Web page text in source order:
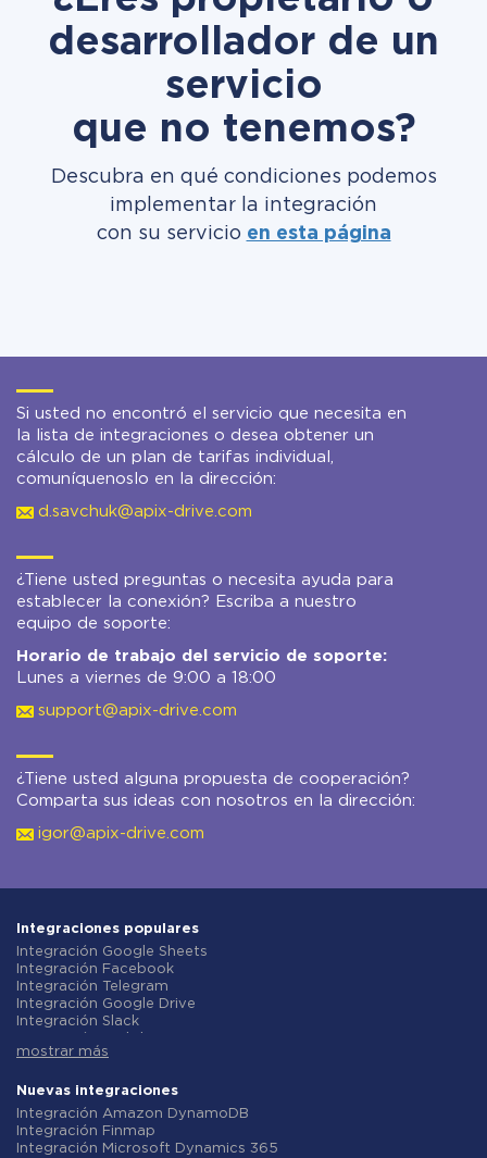
desarrollador de un
servicio
que no tenemos?
Descubra en qué condiciones podemos
implementar la integración
con su servicio en esta página
Si usted no encontró el servicio que necesita en
la lista de integraciones o desea obtener un
cálculo de un plan de tarifas individual,
comuníquenoslo en la dirección:
d.savchuk@apix-drive.com
¿Tiene usted preguntas o necesita ayuda para
establecer la conexión? Escriba a nuestro
equipo de soporte:
Horario de trabajo del servicio de soporte:
Lunes a viernes de 9:00 a 18:00
support@apix-drive.com
¿Tiene usted alguna propuesta de cooperación?
Comparta sus ideas con nosotros en la dirección:
igor@apix-drive.com
Integraciones populares
Integración Google Sheets
Integración Facebook
Integración Telegram
Integración Google Drive
Integración Slack
Integración Gmail
Integración ClickUp
Integración Airtable
Integración Google Contacts
Integración OpenAI (ChatGPT)
mostrar más
Nuevas integraciones
Integración Amazon DynamoDB
Integración Finmap
Integración Microsoft Dynamics 365